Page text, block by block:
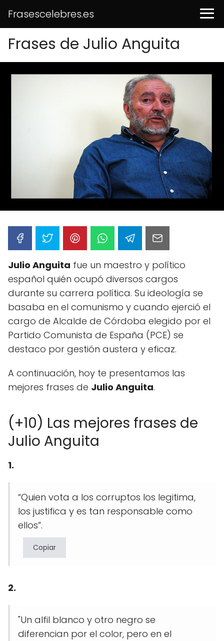
Frasescelebres.es
Frases de Julio Anguita
Julio Anguita fue un maestro y político
español quién ocupó diversos cargos
durante su carrera política. Su ideología se
basaba en el comunismo y cuando ejerció el
cargo de Alcalde de Córdoba elegido por el
Partido Comunista de España (PCE) se
destaco por gestión austera y eficaz.
A continuación, hoy te presentamos las
mejores frases de Julio Anguita.
(+10) Las mejores frases de
Julio Anguita
1.
“Quien vota a los corruptos los legitima,
los justifica y es tan responsable como
ellos”.
Copiar
2.
"Un alfil blanco y otro negro se
diferencian por el color, pero en el